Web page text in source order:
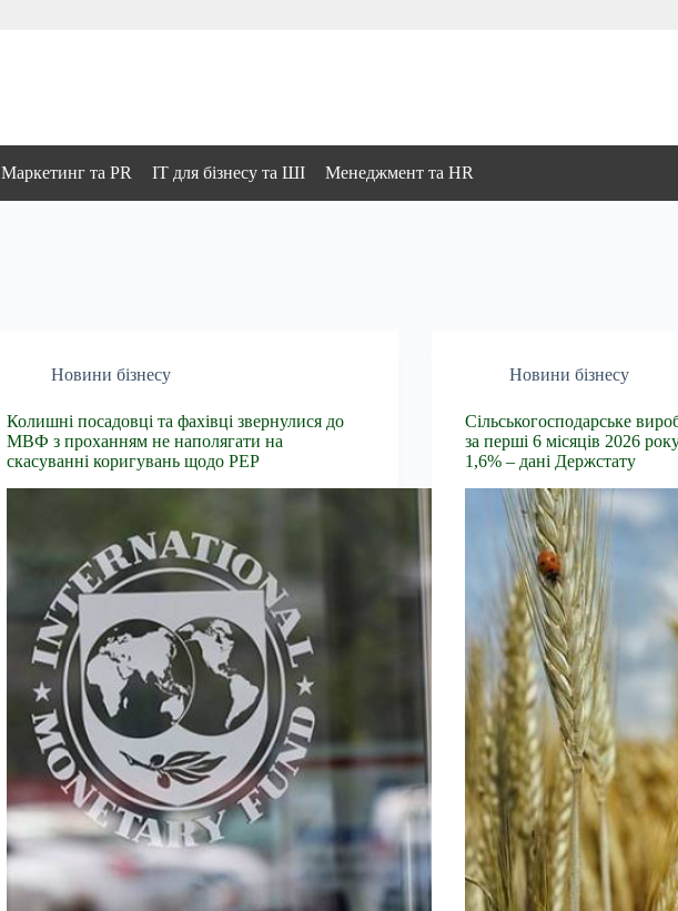
Маркетинг та PR IT для бізнесу та ШІ Менеджмент та HR
Новини бізнесу
Колишні посадовці та фахівці звернулися до
МВФ з проханням не наполягати на
скасуванні коригувань щодо PEP
Новини бізнесу
Сільськогосподарське
за перші 6 місяців 2026
1,6% – дані Держстату